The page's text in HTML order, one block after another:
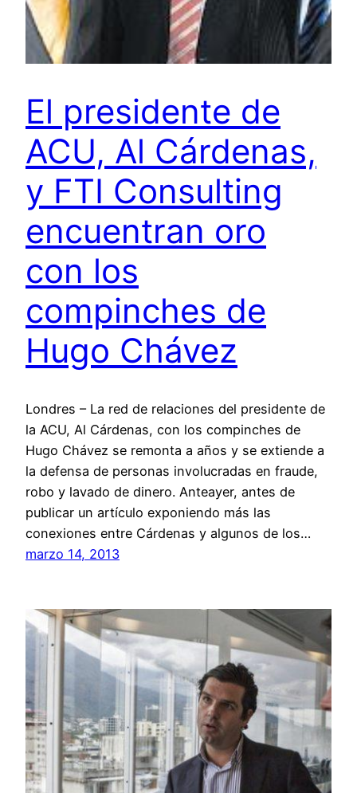
El presidente de
ACU, Al Cárdenas,
y FTI Consulting
encuentran oro
con los
compinches de
Hugo Chávez
Londres – La red de relaciones del presidente de
la ACU, Al Cárdenas, con los compinches de
Hugo Chávez se remonta a años y se extiende a
la defensa de personas involucradas en fraude,
robo y lavado de dinero. Anteayer, antes de
publicar un artículo exponiendo más las
conexiones entre Cárdenas y algunos de los…
marzo 14, 2013